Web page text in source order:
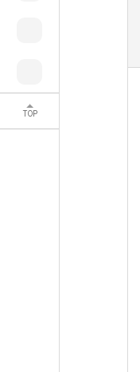
TOP